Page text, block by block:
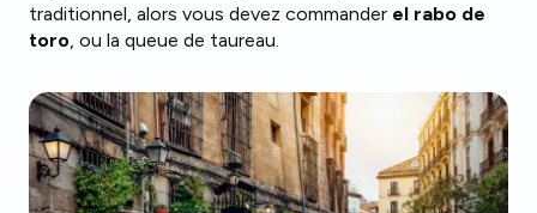
traditionnel, alors vous devez commander el rabo de
toro, ou la queue de taureau.